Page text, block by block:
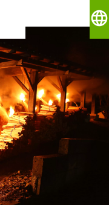
language